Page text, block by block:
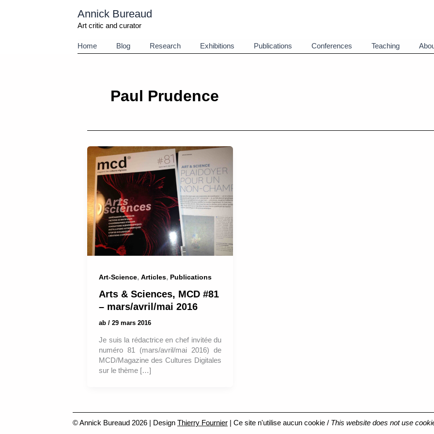
Annick Bureaud
Art critic and curator
Home Blog Research Exhibitions Publications Conferences Teaching
Paul Prudence
Art-Science, Articles, Publications
Arts & Sciences, MCD #81
– mars/avril/mai 2016
ab / 29 mars 2016
Je suis la rédactrice en chef invitée du
numéro 81 (mars/avril/mai 2016) de
MCD/Magazine des Cultures Digitales
sur le thème […]
© Annick Bureaud 2026 | Design Thierry Fournier | Ce site n'utilise aucun cookie / This website does not use